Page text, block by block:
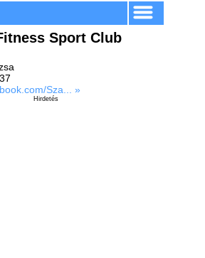
Sport Club
Sza... »
Hirdetés